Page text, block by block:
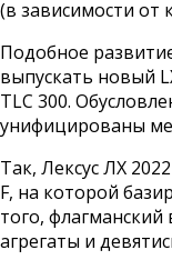
(в зависимости
Подобное
выпускать новый
TLC 300.
унифицированы
Так, Лексус ЛХ
F, на которой
того,
агрегаты и